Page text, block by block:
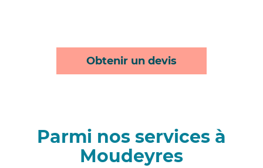
Obtenir un devis
Parmi nos services à
Moudeyres